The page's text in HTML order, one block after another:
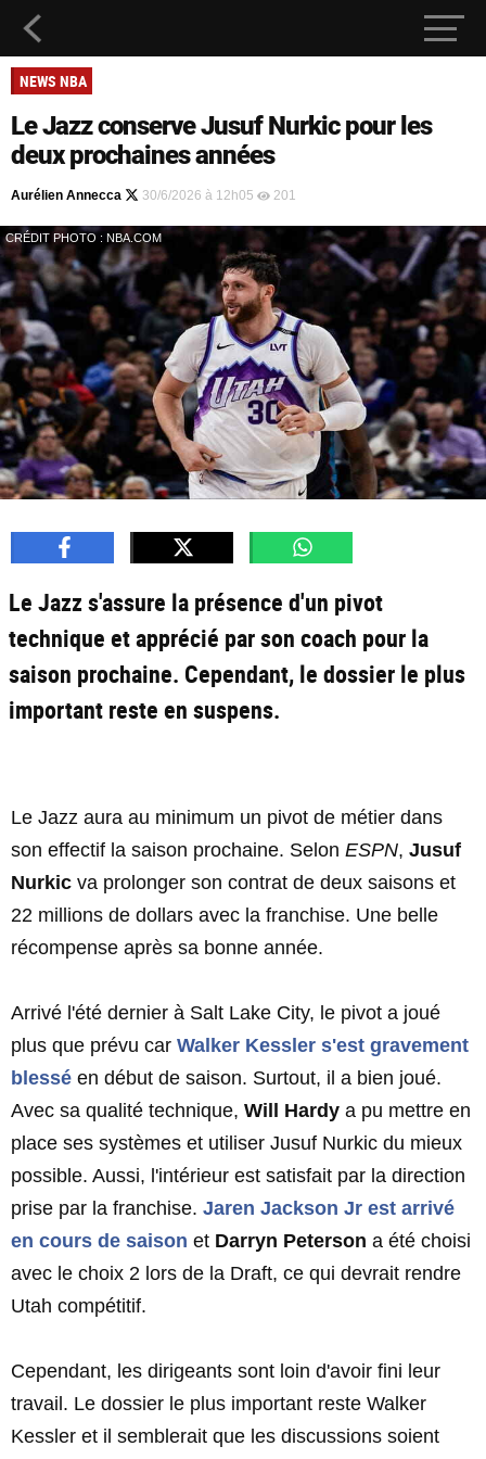
NEWS NBA
Le Jazz conserve Jusuf Nurkic pour les
deux prochaines années
Aurélien Annecca 30/6/2026 à 12h05 201
CRÉDIT PHOTO : NBA.COM
Le Jazz s'assure la présence d'un pivot
technique et apprécié par son coach pour la
saison prochaine. Cependant, le dossier le plus
important reste en suspens.
Le Jazz aura au minimum un pivot de métier dans
son effectif la saison prochaine. Selon ESPN, Jusuf
Nurkic va prolonger son contrat de deux saisons et
22 millions de dollars avec la franchise. Une belle
récompense après sa bonne année.
Arrivé l'été dernier à Salt Lake City, le pivot a joué
plus que prévu car Walker Kessler s'est gravement
blessé en début de saison. Surtout, il a bien joué.
Avec sa qualité technique, Will Hardy a pu mettre en
place ses systèmes et utiliser Jusuf Nurkic du mieux
possible. Aussi, l'intérieur est satisfait par la direction
prise par la franchise. Jaren Jackson Jr est arrivé
en cours de saison et Darryn Peterson a été choisi
avec le choix 2 lors de la Draft, ce qui devrait rendre
Utah compétitif.
Cependant, les dirigeants sont loin d'avoir fini leur
travail. Le dossier le plus important reste Walker
Kessler et il semblerait que les discussions soient